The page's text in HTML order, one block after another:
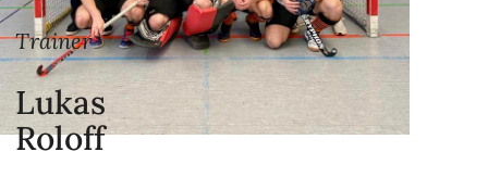
Trainer
Lukas
Roloff